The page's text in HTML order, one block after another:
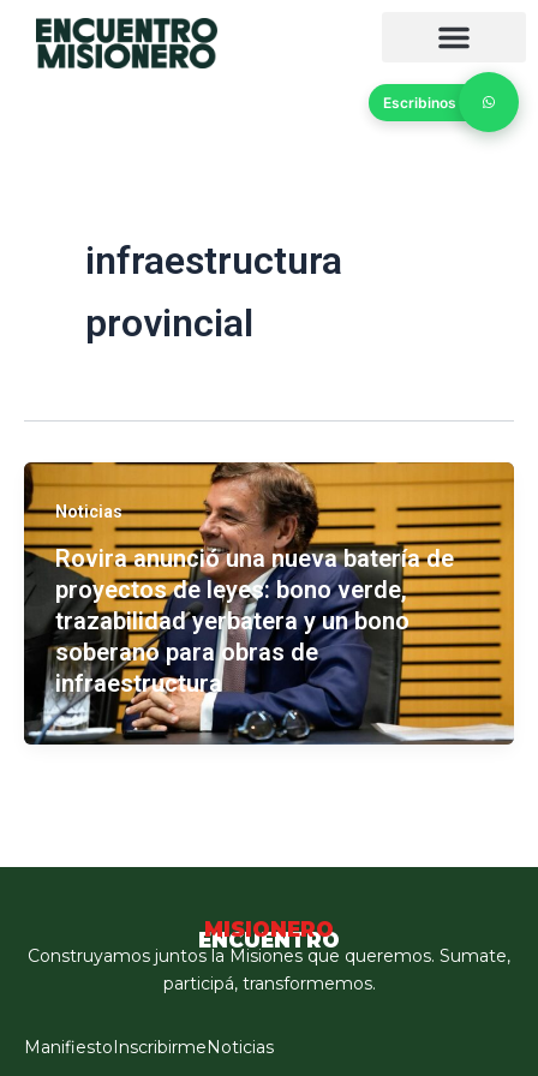
infraestructura
provincial
Noticias
Rovira anunció una nueva batería de
proyectos de leyes: bono verde,
trazabilidad yerbatera y un bono
soberano para obras de
infraestructura
ENCUENTRO
MISIONERO
Construyamos juntos la Misiones que queremos. Sumate,
participá, transformemos.
ManifiestoInscribirmeNoticias
Escribinos